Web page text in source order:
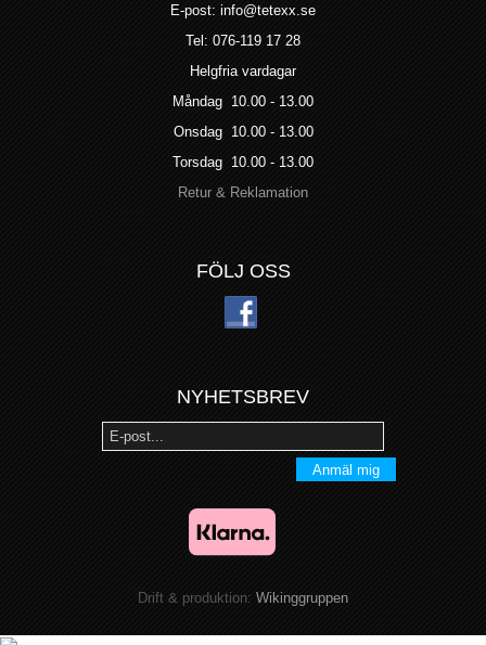
E-post: info@tetexx.se
Tel: 076-119 17 28
Helgfria vardagar
Måndag 10.00 - 13.00
Onsdag 10.00 - 13.00
Torsdag 10.00 - 13.00
Retur & Reklamation
FÖLJ OSS
NYHETSBREV
Anmäl mig
Drift & produktion: Wikinggruppen